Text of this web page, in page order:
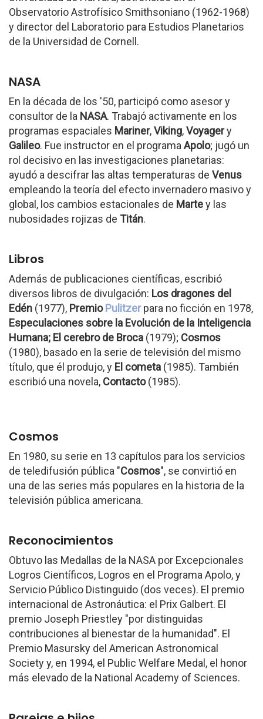
Observatorio Astrofísico Smithsoniano (1962-1968)
y director del Laboratorio para Estudios Planetarios
de la Universidad de Cornell.
NASA
En la década de los '50, participó como asesor y
consultor de la NASA. Trabajó activamente en los
programas espaciales Mariner,Viking,Voyagery
Galileo. Fue instructor en el programa Apolo; jugó un
rol decisivo en las investigaciones planetarias:
ayudó a descifrar las altas temperaturas de Venus
empleando la teoría del efecto invernadero masivo y
global, los cambios estacionales de Martey las
nubosidades rojizas de Titán.
Libros
Además de publicaciones científicas, escribió
diversos libros de divulgación: Los dragones del
Edén (1977), PremioPulitzerpara no ficción en 1978,
Especulaciones sobre la Evolución de la Inteligencia
Humana; El cerebro de Broca (1979); Cosmos
(1980), basado en la serie de televisión del mismo
título, que él produjo, y El cometa (1985). También
escribió una novela, Contacto(1985).
Cosmos
En 1980, su serie en 13 capítulos para los servicios
de teledifusión pública "Cosmos", se convirtió en
una de las series más populares en la historia de la
televisión pública americana.
Reconocimientos
Obtuvo las Medallas de la NASA por Excepcionales
Logros Científicos, Logros en el Programa Apolo, y
Servicio Público Distinguido (dos veces). El premio
internacional de Astronáutica: el Prix Galbert. El
premio Joseph Priestley "por distinguidas
contribuciones al bienestar de la humanidad". El
Premio Masursky del American Astronomical
Society y, en 1994, el Public Welfare Medal, el honor
más elevado de la National Academy of Sciences.